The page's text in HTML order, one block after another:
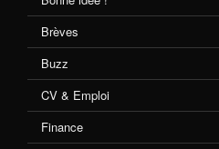
Brèves
Buzz
CV & Emploi
Finance